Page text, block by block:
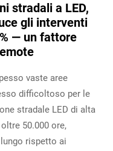
stradali a LED,
gli interventi
— un fattore
vaste aree
difficoltoso per le
stradale LED di alta
50.000 ore,
rispetto ai